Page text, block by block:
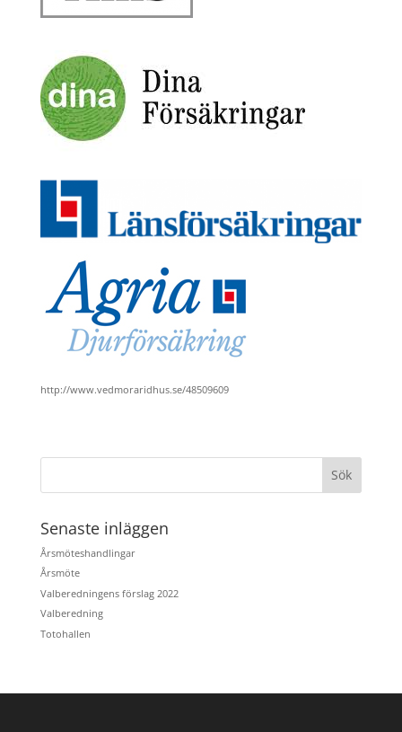
http://www.vedmoraridhus.se/48509609
Senaste inläggen
Årsmöteshandlingar
Årsmöte
Valberedningens förslag 2022
Valberedning
Totohallen